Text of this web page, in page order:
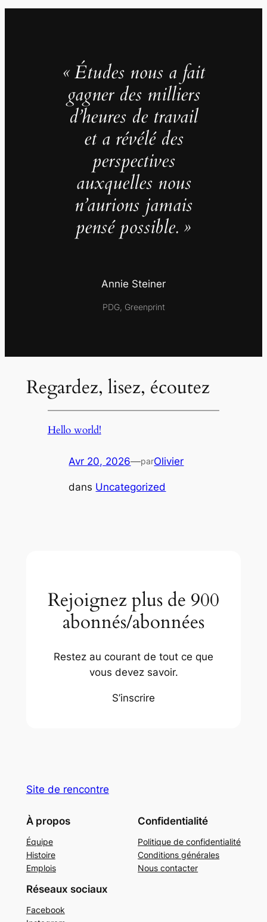
« Études nous a fait
gagner des milliers
d’heures de travail
et a révélé des
perspectives
auxquelles nous
n’aurions jamais
pensé possible. »
Annie Steiner
PDG, Greenprint
Regardez, lisez, écoutez
Hello world!
Avr 20, 2026—parOlivier
dans Uncategorized
Rejoignez plus de 900
abonnés/abonnées
Restez au courant de tout ce que
vous devez savoir.
S’inscrire
Site de rencontre
À propos
Équipe
Histoire
Emplois
Confidentialité
Politique de confidentialité
Conditions générales
Nous contacter
Réseaux sociaux
Facebook